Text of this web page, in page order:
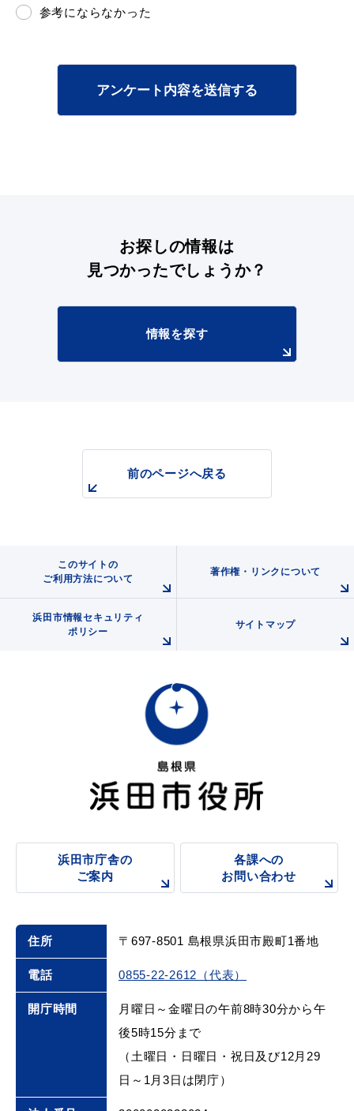
気象情報リンク集
申請書
ご案内
お問い合わせ
参考にならなかった
アンケート内容を送信する
お探しの情報は
見つかったでしょうか？
情報を探す
前のページへ戻る
このサイトの
ご利用方法について
著作権・リンクについて
浜田市情報セキュリティ
ポリシー
サイトマップ
浜田市庁舎の
ご案内
各課への
お問い合わせ
住所 〒697-8501 島根県浜田市殿町1番地
電話 0855-22-2612（代表）
開庁時間
月曜日～金曜日の午前8時30分から午
後5時15分まで
（土曜日・日曜日・祝日及び12月29
日～1月3日は閉庁）